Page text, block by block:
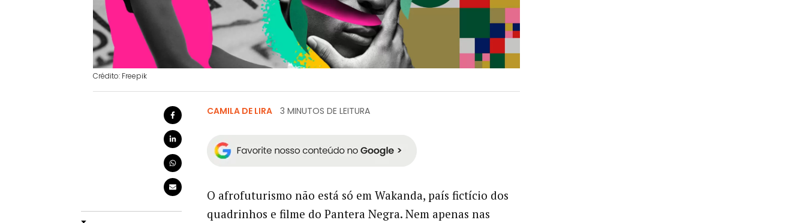
Crédito: Freepik
CAMILA DE LIRA 3 MINUTOS DE LEITURA
O afrofuturismo não está só em Wakanda, país fictício dos
quadrinhos e filme do Pantera Negra. Nem apenas nas